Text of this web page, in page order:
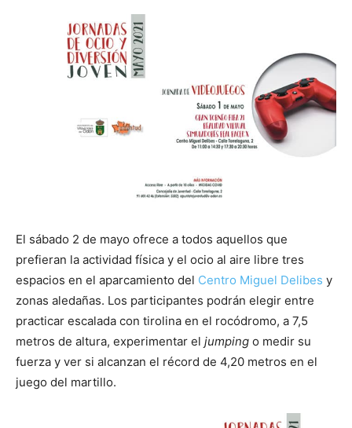
El sábado 2 de mayo ofrece a todos aquellos que
prefieran la actividad física y el ocio al aire libre tres
espacios en el aparcamiento del Centro Miguel Delibes y
zonas aledañas. Los participantes podrán elegir entre
practicar escalada con tirolina en el rocódromo, a 7,5
metros de altura, experimentar el jumping o medir su
fuerza y ver si alcanzan el récord de 4,20 metros en el
juego del martillo.